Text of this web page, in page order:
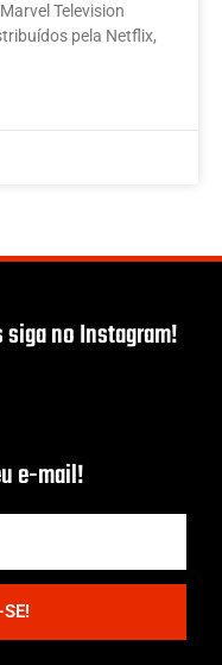
Television
pela Netflix,
siga no Instagram!
e-mail!